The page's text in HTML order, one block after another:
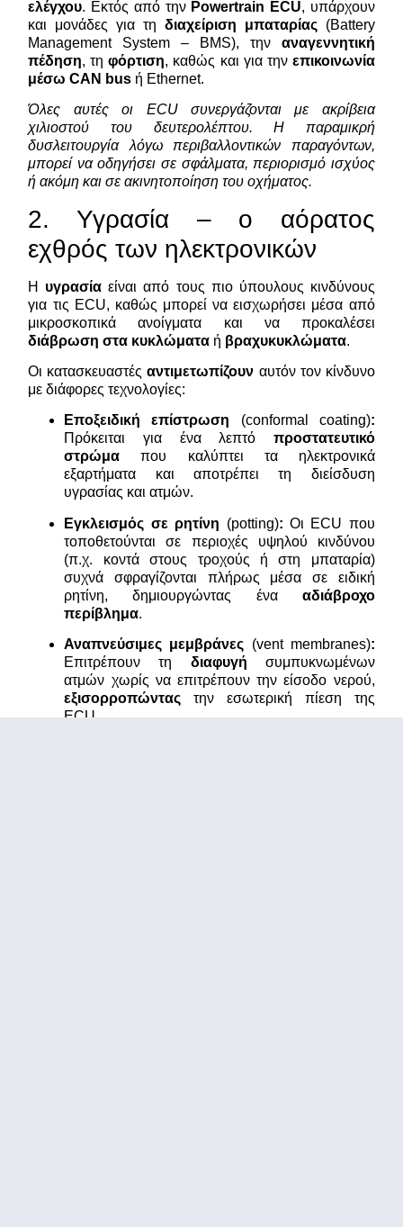
ελέγχου. Εκτός από την Powertrain ECU, υπάρχουν
και μονάδες για τη διαχείριση μπαταρίας (Battery
Management System – BMS), την αναγεννητική
πέδηση, τηφόρτιση, καθώς και για την επικοινωνία
μέσω CAN bus ή Ethernet.
Όλες αυτές οι ECU συνεργάζονται με ακρίβεια
χιλιοστού του δευτερολέπτου. Η παραμικρή
δυσλειτουργία λόγω περιβαλλοντικών παραγόντων,
μπορεί να οδηγήσει σε σφάλματα, περιορισμό ισχύος
ή ακόμη και σε ακινητοποίηση του οχήματος.
2. Υγρασία – ο αόρατος
εχθρός των ηλεκτρονικών
Η υγρασία είναι από τους πιο ύπουλους κινδύνους
για τις ECU, καθώς μπορεί να εισχωρήσει μέσα από
μικροσκοπικά ανοίγματα και να προκαλέσει
διάβρωση στα κυκλώματα ή βραχυκυκλώματα.
Οι κατασκευαστέςαντιμετωπίζουν αυτόν τον κίνδυνο
με διάφορες τεχνολογίες:
Εποξειδική επίστρωση (conformal coating):
Πρόκειται για ένα λεπτό προστατευτικό
στρώμα που καλύπτει τα ηλεκτρονικά
εξαρτήματα και αποτρέπει τη διείσδυση
υγρασίας και ατμών.
Εγκλεισμός σε ρητίνη (potting): Οι ECU που
τοποθετούνται σε περιοχές υψηλού κινδύνου
(π.χ. κοντά στους τροχούς ή στη μπαταρία)
συχνά σφραγίζονται πλήρως μέσα σε ειδική
ρητίνη, δημιουργώντας ένα αδιάβροχο
περίβλημα.
Αναπνεύσιμες μεμβράνες (vent membranes):
Επιτρέπουν τη διαφυγή συμπυκνωμένων
ατμών χωρίς να επιτρέπουν την είσοδο νερού,
εξισορροπώντας την εσωτερική πίεση της
ECU.